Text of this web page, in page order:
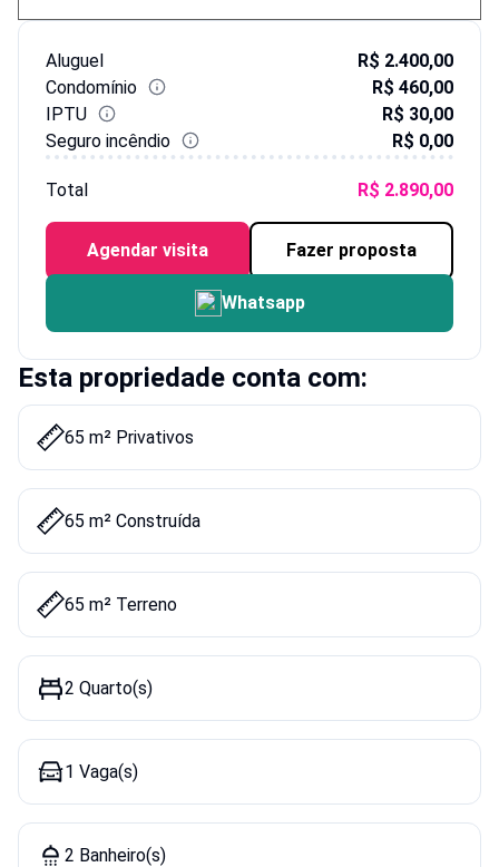
Esta propriedade conta com:
65 m² Privativos
65 m² Construída
65 m² Terreno
2 Quarto(s)
1 Vaga(s)
2 Banheiro(s)
Aluguel
R$ 2.400,00
Condomínio
R$ 460,00
IPTU
R$ 30,00
Seguro incêndio
R$ 0,00
Total R$ 2.890,00
Agendar visita Fazer proposta
Whatsapp